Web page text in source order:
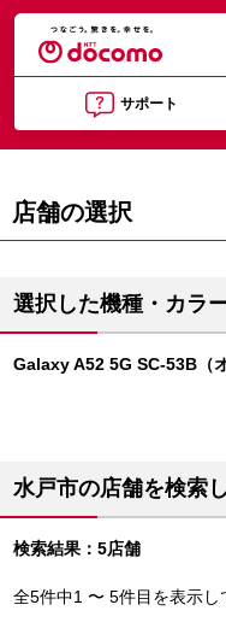
サポート
店舗の選択
選択した機種・カラ
Galaxy A52 5G SC-53B（
水戸市の店舗を検索
検索結果：5店舗
全5件中1 〜 5件目を表示